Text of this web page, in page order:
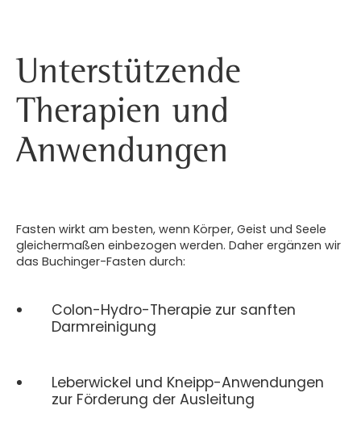
Unterstützende
Therapien und
Anwendungen
Fasten wirkt am besten, wenn Körper, Geist und Seele
gleichermaßen einbezogen werden. Daher ergänzen wir
das Buchinger-Fasten durch:
Colon-Hydro-Therapie zur sanften
Darmreinigung
Leberwickel und Kneipp-Anwendungen
zur Förderung der Ausleitung